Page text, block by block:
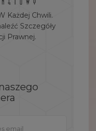
Każdej Chwili.
Szczegóły
Prawnej.